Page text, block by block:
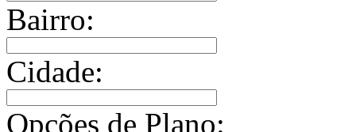
Bairro:
Cidade:
Opções de Plano: